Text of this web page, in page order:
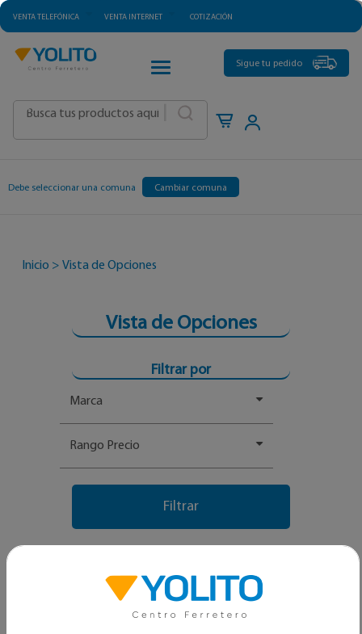
VENTA TELEFÓNICA VENTA INTERNET COTIZACIÓN
CATEGORÍAS
Sigue tu pedido
Debe seleccionar una comuna Cambiar comuna
Inicio > Vista de Opciones
Vista de Opciones
Filtrar por
Marca
Rango Precio